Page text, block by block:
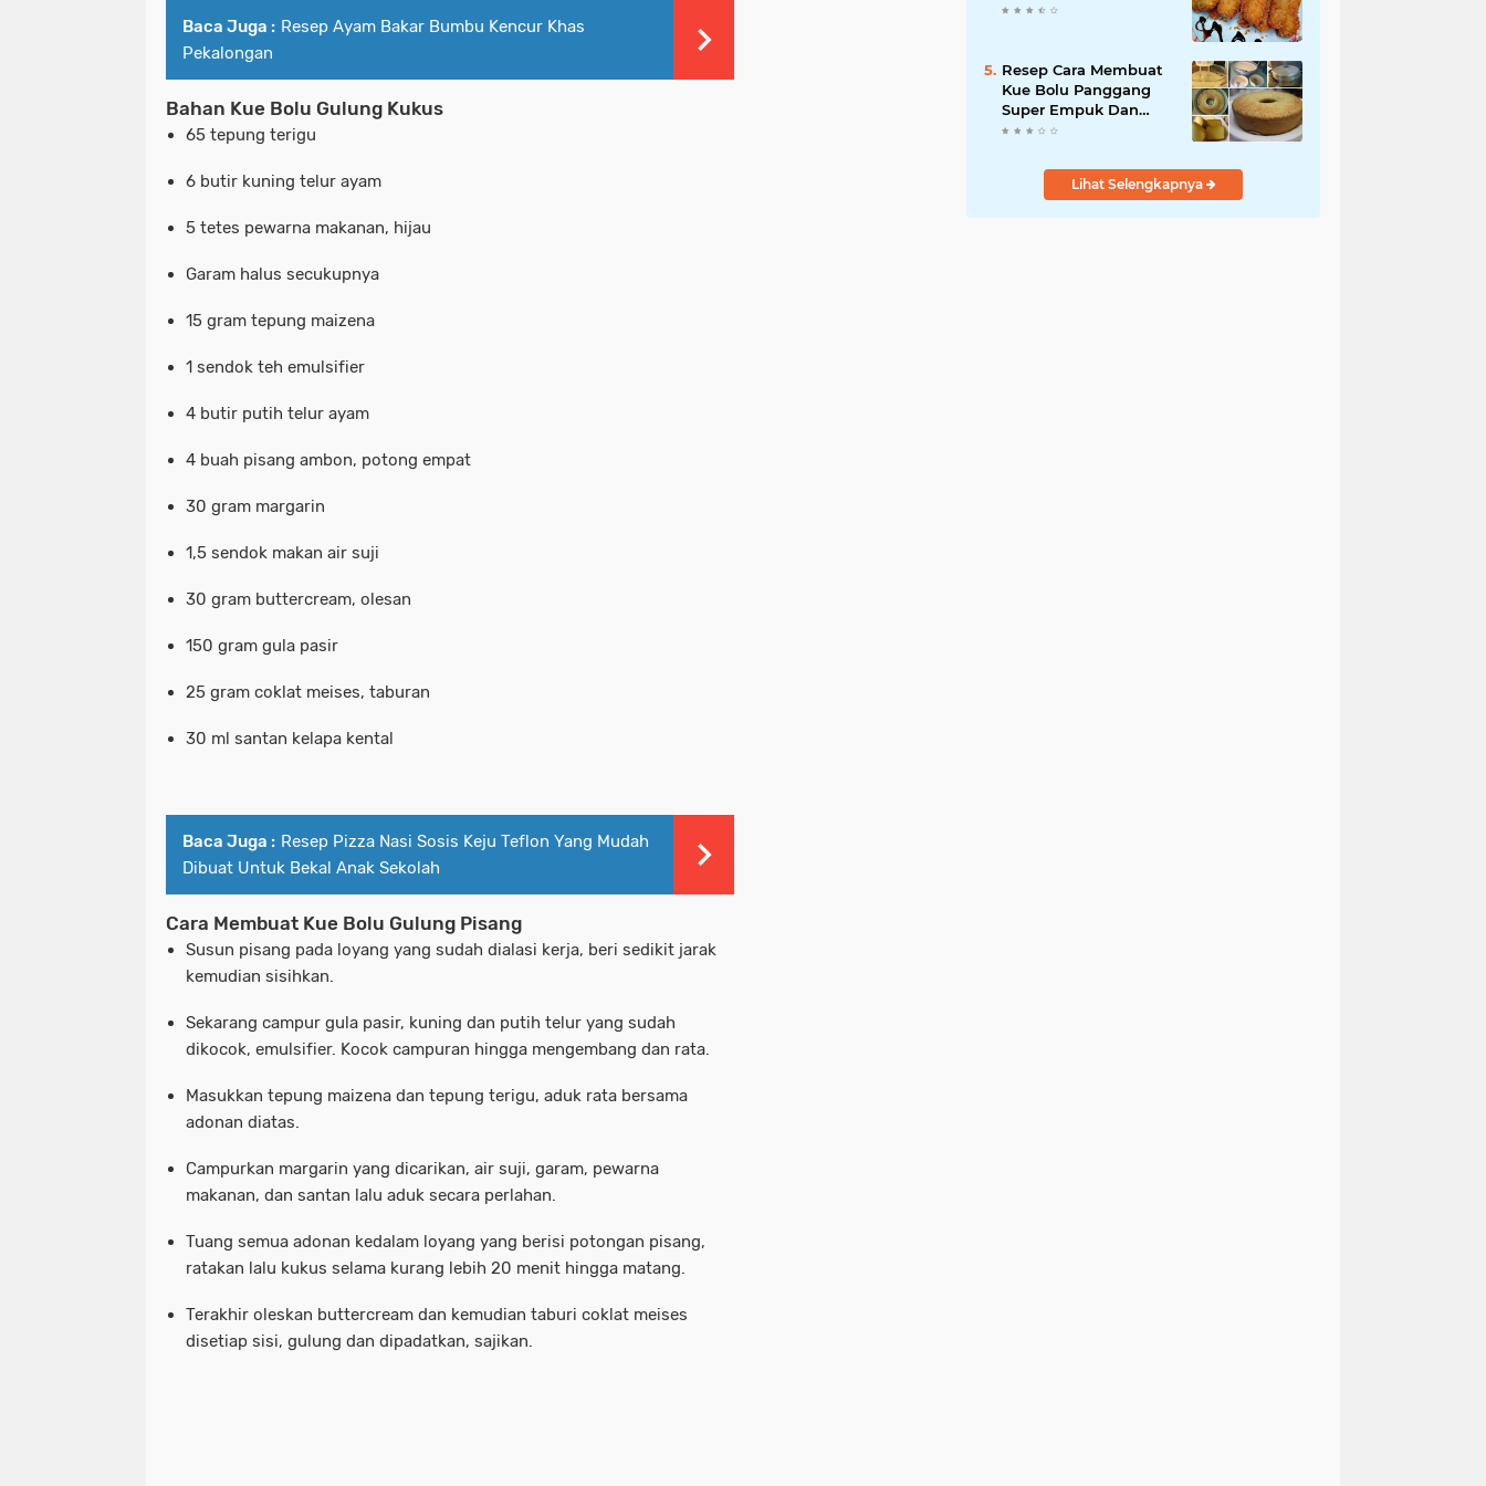
Baca Juga : Resep Ayam Bakar Bumbu Kencur Khas
Pekalongan
Bahan Kue Bolu Gulung Kukus
65 tepung terigu
6 butir kuning telur ayam
5 tetes pewarna makanan, hijau
Garam halus secukupnya
15 gram tepung maizena
1 sendok teh emulsifier
4 butir putih telur ayam
4 buah pisang ambon, potong empat
30 gram margarin
1,5 sendok makan air suji
30 gram buttercream, olesan
150 gram gula pasir
25 gram coklat meises, taburan
30 ml santan kelapa kental
Baca Juga : Resep Pizza Nasi Sosis Keju Teflon Yang Mudah
Dibuat Untuk Bekal Anak Sekolah
Cara Membuat Kue Bolu Gulung Pisang
Susun pisang pada loyang yang sudah dialasi kerja, beri sedikit jarak
kemudian sisihkan.
Sekarang campur gula pasir, kuning dan putih telur yang sudah
dikocok, emulsifier. Kocok campuran hingga mengembang dan rata.
Masukkan tepung maizena dan tepung terigu, aduk rata bersama
adonan diatas.
Campurkan margarin yang dicarikan, air suji, garam, pewarna
makanan, dan santan lalu aduk secara perlahan.
Tuang semua adonan kedalam loyang yang berisi potongan pisang,
ratakan lalu kukus selama kurang lebih 20 menit hingga matang.
Terakhir oleskan buttercream dan kemudian taburi coklat meises
disetiap sisi, gulung dan dipadatkan, sajikan.
Resep Cara Membuat
Kue Bolu Panggang
Super Empuk Dan
Tekstur
Ribet !!
Lihat Selengkapnya